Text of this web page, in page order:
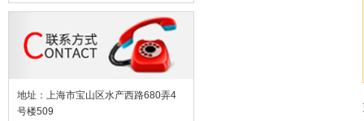
地址：上海市宝山区水产西路680弄4
号楼509